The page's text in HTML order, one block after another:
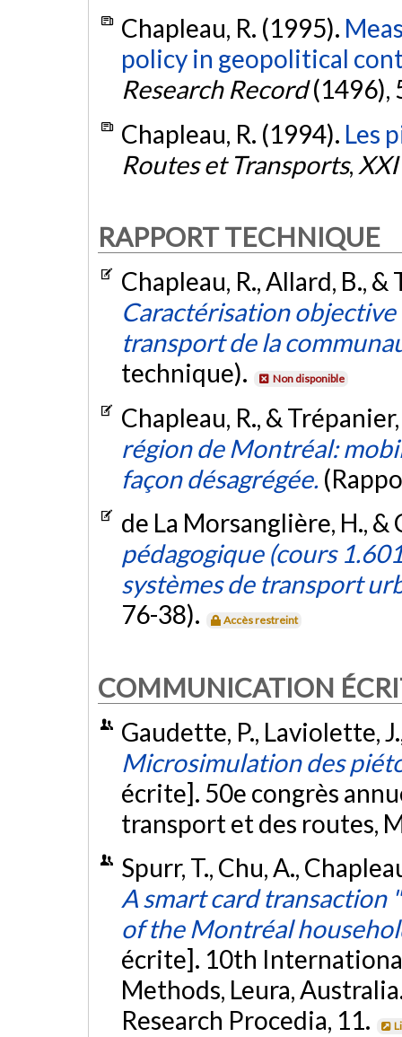
Chapleau, R. (1995).
policy in geopolitical
Research Record(1496),
Chapleau, R. (1994). Les
Routes et Transports,
RAPPORT TECHNIQUE
Chapleau, R., Allard, B.,
Caractérisation
transport de la
technique).
Non disponible
Chapleau, R., &
région de Montréal:
façon désagrégée.
de La Morsanglière, H., &
pédagogique (cours
systèmes de transport
76-38).
Accès restreint
COMMUNICATION
Gaudette, P., Laviolette,
Microsimulation des
écrite]. 50e congrès
transport et des routes,
Spurr, T., Chu, A.,
A smart card transaction
of the Montréal
écrite]. 10th
Methods, Leura,
Research Procedia, 11.